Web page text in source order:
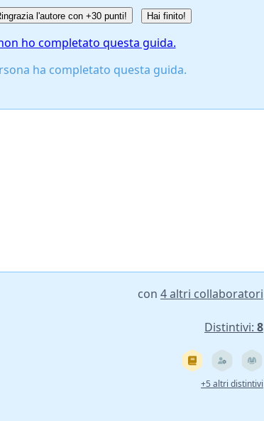
l'autore con +30 punti! Hai finito!
ho completato questa guida.
ha completato questa guida.
con 4 altri collaboratori
Distintivi: 8
+5 altri distintivi